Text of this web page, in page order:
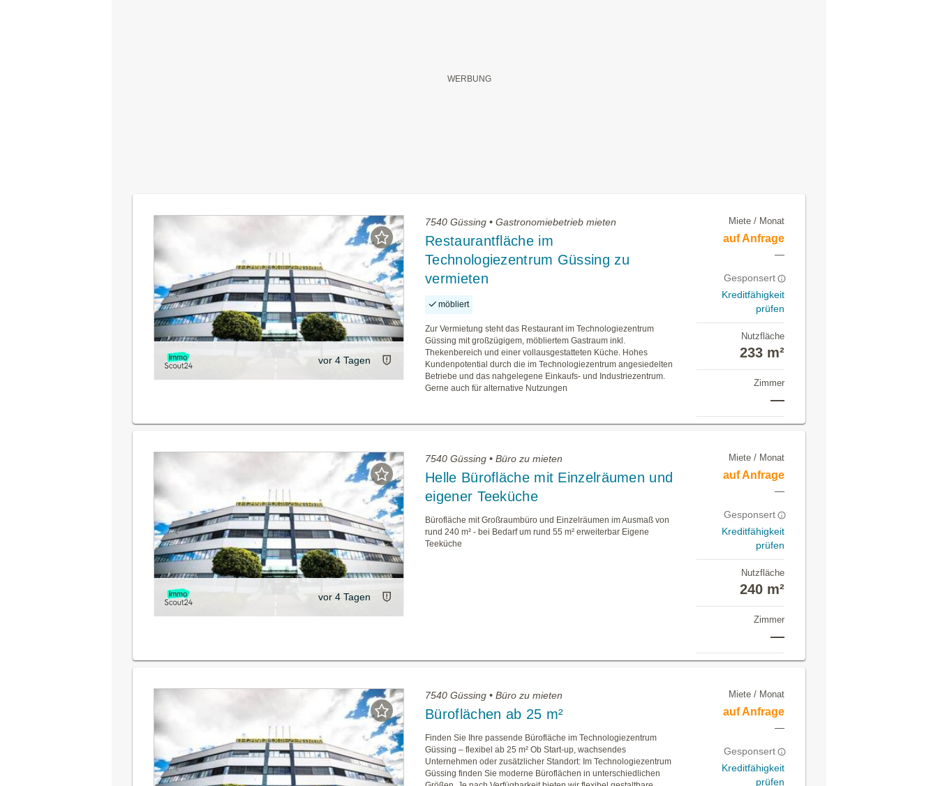
vor 4 Tagen
7540 Güssing • Gastronomiebetrieb mieten
Restaurantfläche im
Technologiezentrum Güssing zu
vermieten
möbliert
Zur Vermietung steht das Restaurant im Technologiezentrum
Güssing mit großzügigem, möbliertem Gastraum inkl.
Thekenbereich und einer vollausgestatteten Küche. Hohes
Kundenpotential durch die im Technologiezentrum angesiedelten
Betriebe und das nahgelegene Einkaufs- und Industriezentrum.
Gerne auch für alternative Nutzungen
Miete / Monat
auf Anfrage
—
Gesponsert
Kreditfähigkeit
prüfen
Nutzfläche
233 m²
Zimmer
—
vor 4 Tagen
7540 Güssing • Büro zu mieten
Helle Bürofläche mit Einzelräumen und
eigener Teeküche
Bürofläche mit Großraumbüro und Einzelräumen im Ausmaß von
rund 240 m² - bei Bedarf um rund 55 m² erweiterbar Eigene
Teeküche
Miete / Monat
auf Anfrage
—
Gesponsert
Kreditfähigkeit
prüfen
Nutzfläche
240 m²
Zimmer
—
7540 Güssing • Büro zu mieten
Büroflächen ab 25 m²
Finden Sie Ihre passende Bürofläche im Technologiezentrum
Güssing – flexibel ab 25 m² Ob Start-up, wachsendes
Unternehmen oder zusätzlicher Standort: Im Technologiezentrum
Güssing finden Sie moderne Büroflächen in unterschiedlichen
Miete / Monat
auf Anfrage
—
Gesponsert
Kreditfähigkeit
prüfen